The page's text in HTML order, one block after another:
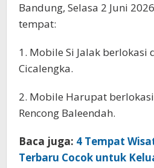
Bandung, Selasa 2 Juni
tempat:
1. Mobile Si Jalak berlokasi
Cicalengka.
2. Mobile Harupat
Rencong Baleendah.
Baca juga: 4 Tempat
Terbaru Cocok untuk